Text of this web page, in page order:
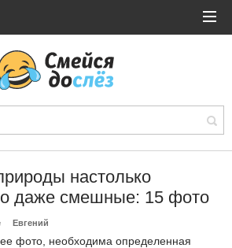
настолько
даже смешные: 15 фото
Евгений
фото, необходима определенная